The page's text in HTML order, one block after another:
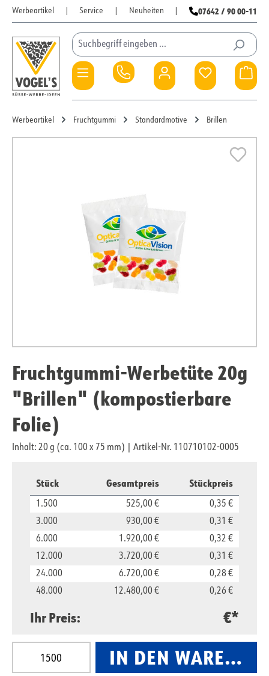
Zum Hauptinhalt springen
Werbeartikel Service Neuheiten 07642 / 90 00-11
Du hast 0
Werbeartikel Fruchtgummi Standardmotive Brillen
Fruchtgummi-Werbetüte 20g
"Brillen" (kompostierbare
Folie)
Inhalt: 20 g (ca. 100 x 75 mm) Artikel-Nr. 110710102-0005
Stück Gesamtpreis Stückpreis
1.500 525,00 €
0,35 €
3.000
930,00 €
0,31 €
6.000
1.920,00 €
0,32 €
12.000
3.720,00 €
0,31 €
24.000
6.720,00 €
0,28 €
48.000
12.480,00 € 0,26 €
Ihr Preis: €*
Produkt Anzahl: Gib den gewünschten Wert ein
IN DEN